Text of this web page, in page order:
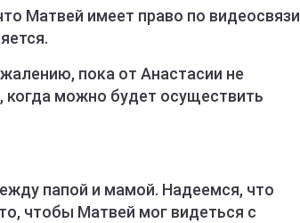
Матвей имеет право по видеосвязи
пока от Анастасии не
когда можно будет осуществить
папой и мамой. Надеемся, что
чтобы Матвей мог видеться с